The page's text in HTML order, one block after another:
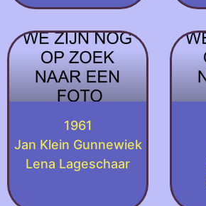
1961
Jan Klein Gunnewiek
Lena Lageschaar